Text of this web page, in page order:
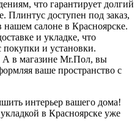
что гарантирует долгий
Плинтус доступен под заказ,
салоне в Красноярске.
и укладке, что
покупки и установки.
А в магазине Mr.Пол, вы
ваше пространство с
интерьер вашего дома!
в Красноярске уже